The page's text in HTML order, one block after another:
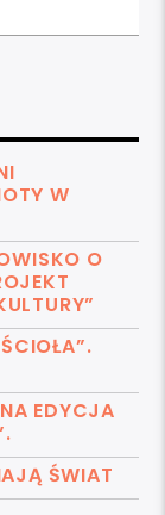
W
O
EDYCJA
ŚWIAT